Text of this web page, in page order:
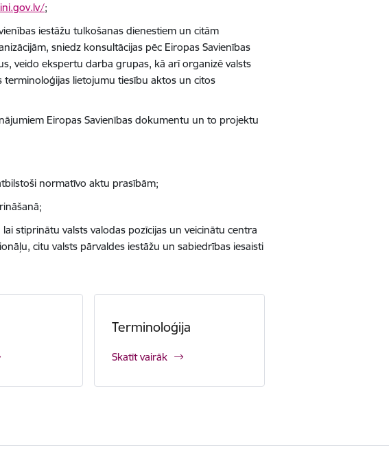
;
iestāžu tulkošanas dienestiem un citām
sniedz konsultācijas pēc Eiropas Savienības
veido ekspertu darba grupas, kā arī organizē valsts
lietojumu tiesību aktos un citos
Eiropas Savienības dokumentu un to projektu
normatīvo aktu prasībām;
stiprinātu valsts valodas pozīcijas un veicinātu centra
citu valsts pārvaldes iestāžu un sabiedrības iesaisti
Terminoloģija
Skatīt vairāk